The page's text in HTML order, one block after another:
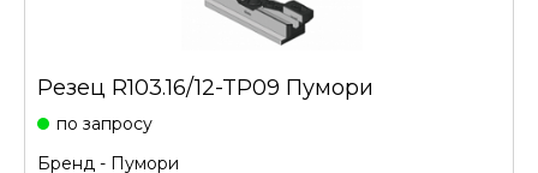
Резец R103.16/12-TP09 Пумори
по запросу
Бренд - Пумори